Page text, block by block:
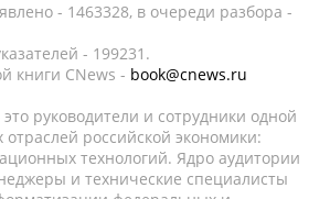
- 1463328, в очереди разбора -
- 199231.
книги CNews - book@cnews.ru
руководители и сотрудники одной
российской экономики:
технологий. Ядро аудитории
и технические специалисты